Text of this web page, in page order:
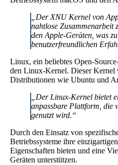
„Der XNU Kernel von
nahtlose Zusammenarbeit
den Apple-Geräten, was
benutzerfreundlichen
Linux, ein beliebtes Open-
den Linux-Kernel. Dieser
Distributionen wie Ubuntu und
„Der Linux-Kernel bietet
anpassbare Plattform, die
genutzt wird.“
Durch den Einsatz von
Betriebssysteme ihre
Eigenschaften bieten und eine
Geräten unterstützen.